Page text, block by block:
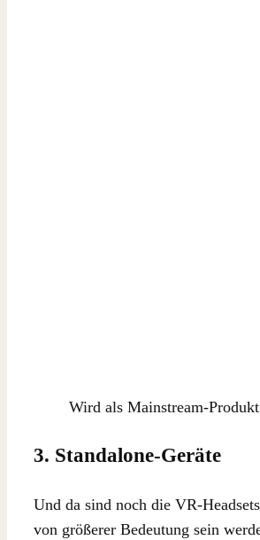
Wird als Mainstream-
3. Standalone-Geräte
Und da sind noch die VR-
von größerer Bedeutung sein